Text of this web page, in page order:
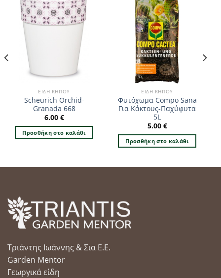
ΕΊΔΗ ΚΉΠΟΥ
Scheurich Orchid-
Granada 668
6.00 €
Προσθήκη στο καλάθι
ΕΊΔΗ ΚΉΠΟΥ
Φυτόχωμα Compo Sana
Για Κάκτους-Παχύφυτα
5L
5.00 €
Προσθήκη στο καλάθι
Τριάντης Ιωάννης & Σια Ε.Ε.
Garden Mentor
Γεωργικά είδη